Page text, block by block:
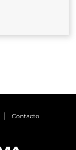
Contacto